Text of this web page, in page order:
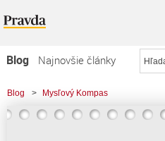
Blog
Najnovšie články
Najčítanejšie články
Najkomentovanejšie články
Blog > Mysľový Kompas